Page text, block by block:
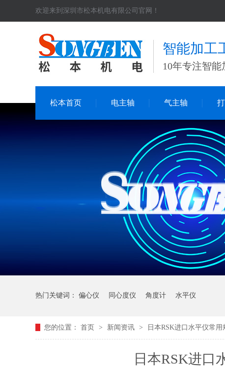
欢迎来到深圳市松本机电有限公司官网！
智能加工
10年专注智
松本首页 电主轴 气主轴
热门关键词： 偏心仪 同心度仪 角度计 水平仪
您的位置： 首页 > 新闻资讯 > 日本RSK进口水平仪常用
日本RSK进口